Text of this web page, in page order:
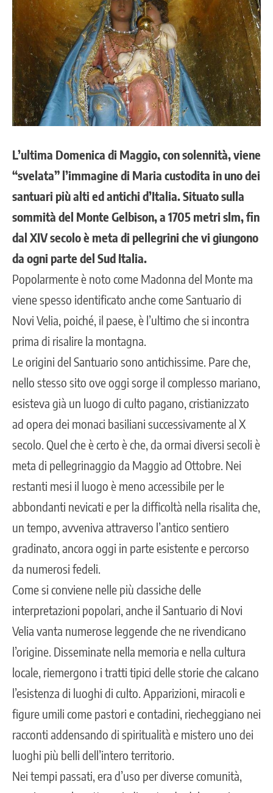
L’ultima Domenica di Maggio, con solennità, viene
“svelata” l’immagine di Maria custodita in uno dei
santuari più alti ed antichi d’Italia. Situato sulla
sommità del Monte Gelbison, a 1705 metri slm, fin
dal XIV secolo è meta di pellegrini che vi giungono
da ogni parte del Sud Italia.
Popolarmente è noto come Madonna del Monte ma
viene spesso identificato anche come Santuario di
Novi Velia, poiché, il paese, è l’ultimo che si incontra
prima di risalire la montagna.
Le origini del Santuario sono antichissime. Pare che,
nello stesso sito ove oggi sorge il complesso mariano,
esisteva già un luogo di culto pagano, cristianizzato
ad opera dei monaci basiliani successivamente al X
secolo. Quel che è certo è che, da ormai diversi secoli è
meta di pellegrinaggio da Maggio ad Ottobre. Nei
restanti mesi il luogo è meno accessibile per le
abbondanti nevicati e per la difficoltà nella risalita che,
un tempo, avveniva attraverso l’antico sentiero
gradinato, ancora oggi in parte esistente e percorso
da numerosi fedeli.
Come si conviene nelle più classiche delle
interpretazioni popolari, anche il Santuario di Novi
Velia vanta numerose leggende che ne rivendicano
l’origine. Disseminate nella memoria e nella cultura
locale, riemergono i tratti tipici delle storie che calcano
l’esistenza di luoghi di culto. Apparizioni, miracoli e
figure umili come pastori e contadini, riecheggiano nei
racconti addensando di spiritualità e mistero uno dei
luoghi più belli dell’intero territorio.
Nei tempi passati, era d’uso per diverse comunità,